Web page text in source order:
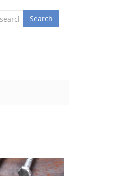
Search